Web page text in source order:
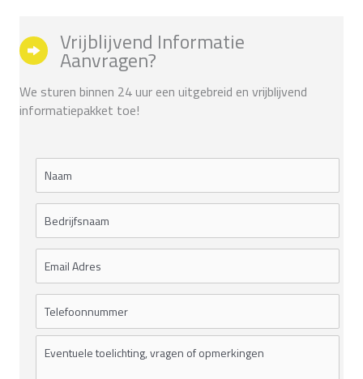
Vrijblijvend Informatie
Aanvragen?
We sturen binnen 24 uur een uitgebreid en vrijblijvend
informatiepakket toe!